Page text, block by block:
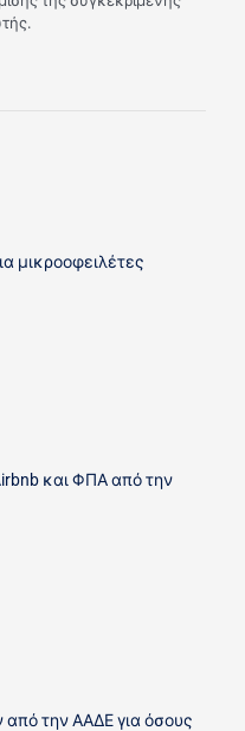
μικροοφειλέτες
και ΦΠΑ από την
από την ΑΑΔΕ για όσους